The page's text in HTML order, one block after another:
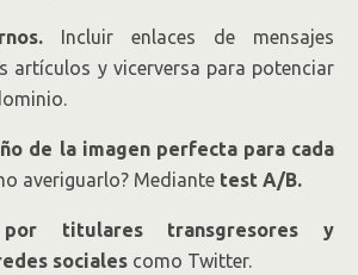
Incluir enlaces de mensajes
artículos y vicerversa para potenciar
de la imagen perfecta para cada
averiguarlo? Mediante test A/B.
titulares transgresores y
sociales como Twitter.